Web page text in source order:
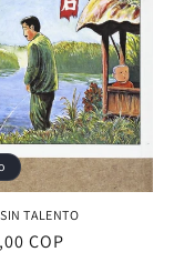
TALENTO
COP